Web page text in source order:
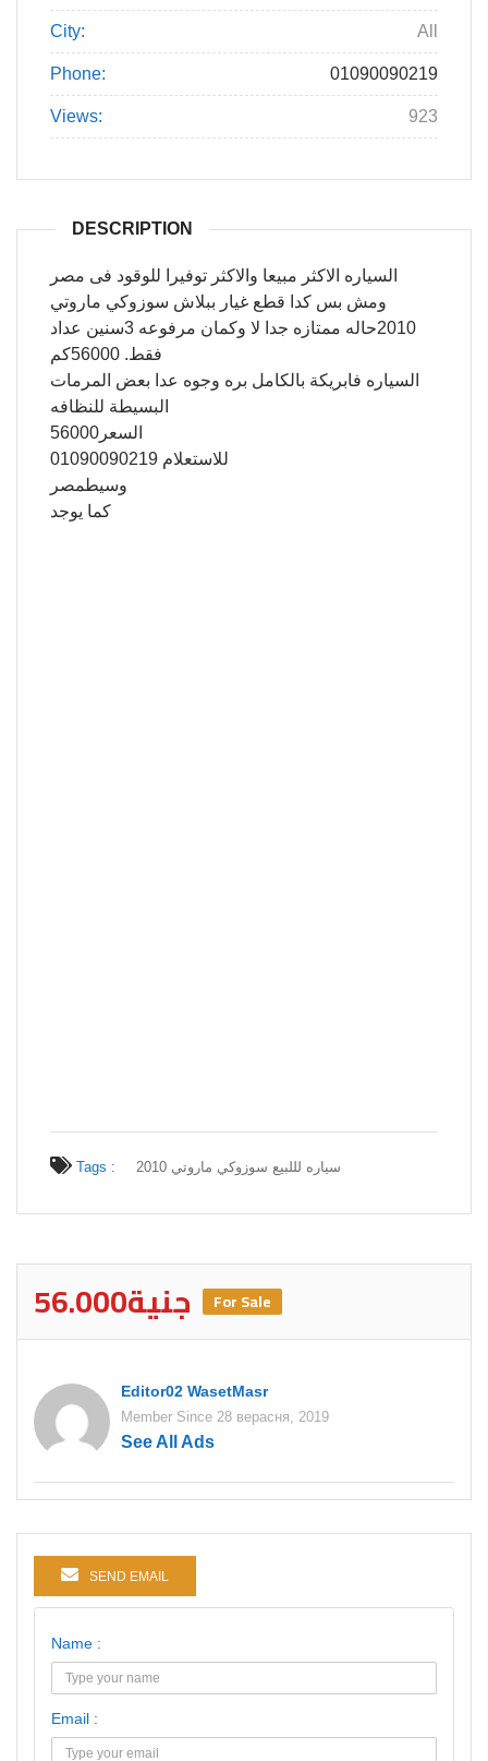
City: All
Phone: 01090090219
Views: 923
DESCRIPTION
السياره الاكثر مبيعا والاكثر توفيرا للوقود فى مصر
ومش بس كدا قطع غيار ببلاش سوزوكي ماروتي
2010حاله ممتازه جدا لا وكمان مرفوعه 3سنين عداد
فقط. 56000كم
السياره فابريكة بالكامل بره وجوه عدا بعض المرمات
البسيطة للنظافه
السعر56000
للاستعلام 01090090219
وسيطمصر
كما يوجد
Tags : سياره لللبيع سوزوكي ماروتي 2010
56.000جنية For Sale
Editor02 WasetMasr
Member Since 28 верасня, 2019
See All Ads
SEND EMAIL
Name :
Email :